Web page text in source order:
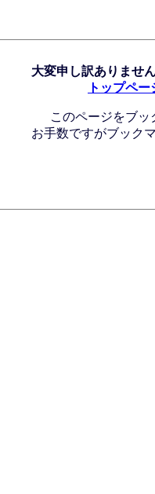
大変申し訳ありませ
トップペー
このページをブ
お手数ですがブック